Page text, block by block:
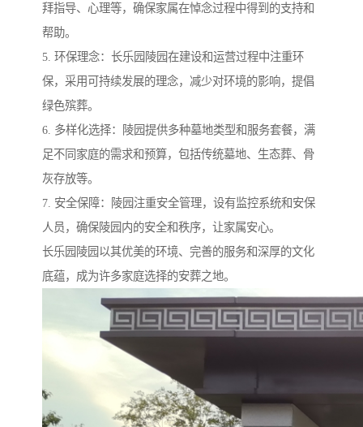
拜指导、心理等，确保家属在悼念过程中得到的支持和
帮助。
5. 环保理念：长乐园陵园在建设和运营过程中注重环
保，采用可持续发展的理念，减少对环境的影响，提倡
绿色殡葬。
6. 多样化选择：陵园提供多种墓地类型和服务套餐，满
足不同家庭的需求和预算，包括传统墓地、生态葬、骨
灰存放等。
7. 安全保障：陵园注重安全管理，设有监控系统和安保
人员，确保陵园内的安全和秩序，让家属安心。
长乐园陵园以其优美的环境、完善的服务和深厚的文化
底蕴，成为许多家庭选择的安葬之地。